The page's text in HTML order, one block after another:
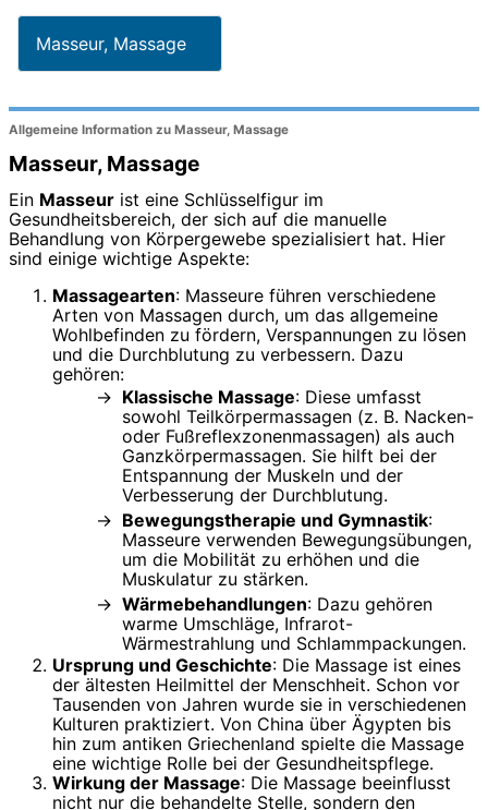
Masseur, Massage
Allgemeine Information zu Masseur, Massage
Masseur, Massage
Ein Masseur ist eine Schlüsselfigur im
Gesundheitsbereich, der sich auf die manuelle
Behandlung von Körpergewebe spezialisiert hat. Hier
sind einige wichtige Aspekte:
Massagearten: Masseure führen verschiedene
Arten von Massagen durch, um das allgemeine
Wohlbefinden zu fördern, Verspannungen zu lösen
und die Durchblutung zu verbessern. Dazu
gehören:
Klassische Massage: Diese umfasst
sowohl Teilkörpermassagen (z. B. Nacken-
oder Fußreflexzonenmassagen) als auch
Ganzkörpermassagen. Sie hilft bei der
Entspannung der Muskeln und der
Verbesserung der Durchblutung.
Bewegungstherapie und Gymnastik:
Masseure verwenden Bewegungsübungen,
um die Mobilität zu erhöhen und die
Muskulatur zu stärken.
Wärmebehandlungen: Dazu gehören
warme Umschläge, Infrarot-
Wärmestrahlung und Schlammpackungen.
Ursprung und Geschichte: Die Massage ist eines
der ältesten Heilmittel der Menschheit. Schon vor
Tausenden von Jahren wurde sie in verschiedenen
Kulturen praktiziert. Von China über Ägypten bis
hin zum antiken Griechenland spielte die Massage
eine wichtige Rolle bei der Gesundheitspflege.
Wirkung der Massage: Die Massage beeinflusst
nicht nur die behandelte Stelle, sondern den